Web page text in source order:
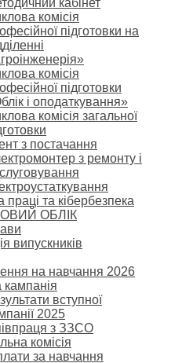
кабінет
комісія
підготовки на
комісія
підготовки
і оподаткування»
комісія загальної
з постачання
з ремонту і
та кібербезпека
ОБЛІК
випускників
на навчання 2026
кампанія
вступної
2025
з ЗЗСО
комісія
за навчання